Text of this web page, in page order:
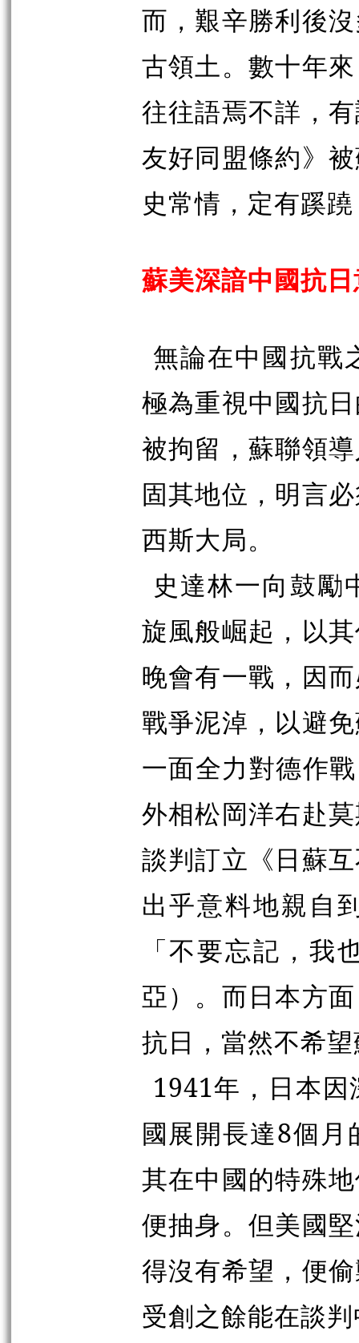
而，艱辛勝利後
古領土。數十年
往往語焉不詳，
友好同盟條約》
史常情，定有蹊
蘇美深諳中國抗
無論在中國抗戰
極為重視中國抗
被拘留，蘇聯領
固其地位，明言
西斯大局。
史達林一向鼓勵
旋風般崛起，以
晚會有一戰，因
戰爭泥淖，以避
一面全力對德作
外相松岡洋右赴
談判訂立《日蘇
出乎意料地親自
「不要忘記，我
亞）。而日本方
抗日，當然不希
1941年，日本
國展開長達8個
其在中國的特殊
便抽身。但美國
得沒有希望，便
受創之餘能在談